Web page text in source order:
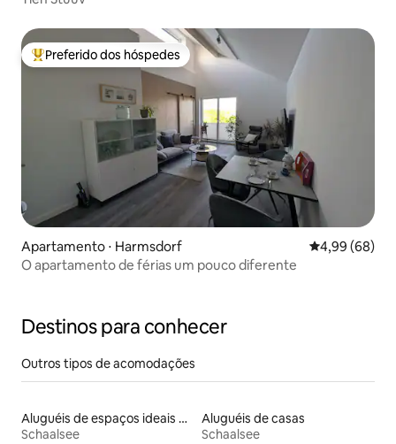
Entre os melhores preferidos dos hóspedes
Preferido dos hóspedes
Apartamento ⋅ Harmsdorf 4,99 de uma
4,99 (68)
O apartamento de férias um pouco diferente
Destinos para conhecer
Outros tipos de acomodações
Aluguéis de espaços ideais para famílias
Schaalsee
Aluguéis de casas
Schaalsee